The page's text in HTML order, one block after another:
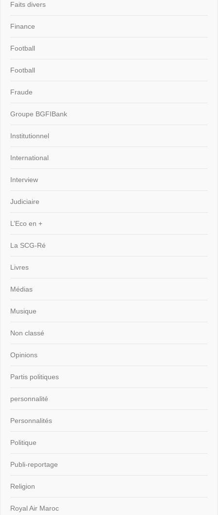
Faits divers
Finance
Football
Football
Fraude
Groupe BGFIBank
Institutionnel
International
Interview
Judiciaire
L’Eco en +
La SCG-Ré
Livres
Médias
Musique
Non classé
Opinions
Partis politiques
personnalité
Personnalités
Politique
Publi-reportage
Religion
Royal Air Maroc